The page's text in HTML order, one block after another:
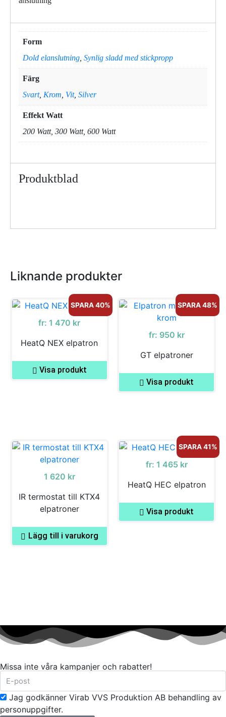
Form
Dold elanslutning Synlig sladd med stickpropp
Färg
Svart, Krom Vit, Silver
Effekt Watt
200 Watt, 300 Watt, 600 Watt
Produktblad
Liknande produkter
SPARA 40%
fr: 1 470 kr
HeatQ NEX elpatron
Visa produkt
SPARA 48%
fr: 950 kr
GT elpatroner
Visa produkt
1 620 kr
IR termostat till KTX4
elpatroner
Lägg till i varukorg
SPARA 41%
fr: 1 465 kr
HeatQ HEC elpatron
Visa produkt
Missa inte våra kampanjer och rabatter!
Jag godkänner Virab VVS Produktion AB behandling av
personuppgifter.